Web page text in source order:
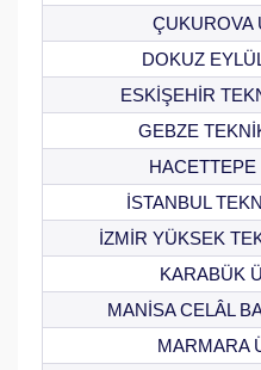
ÇUKUROVA
DOKUZ
ESKİŞEHİR
GEBZE
İSTANBUL
İZMİR YÜKSEK
KARABÜK
MANİSA CELÂL
MARMARA